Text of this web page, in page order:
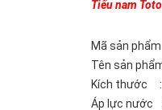
Tiểu nam
Mã sản
Tên sản
Kích thước
Áp lực nước